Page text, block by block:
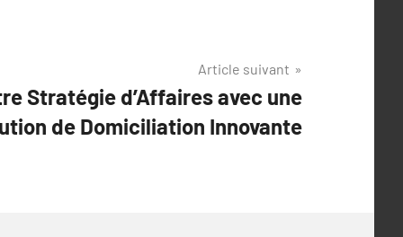
Article suivant
Stratégie d’Affaires avec une
de Domiciliation Innovante